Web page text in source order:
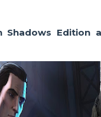
Shadows Edition